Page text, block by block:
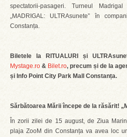
spectatorii-pasageri. Turneul
„MADRIGAL: ULTRAsunete” în
Constanța.
Biletele la RITUALURI și
Mystage.ro & Bilet.ro, precum și de la
și Info Point City Park Mall Constanța.
Sărbătoarea Mării începe de la răsărit!
În zorii zilei de 15 august, de Ziua
plaja ZooM din Constanța va avea loc